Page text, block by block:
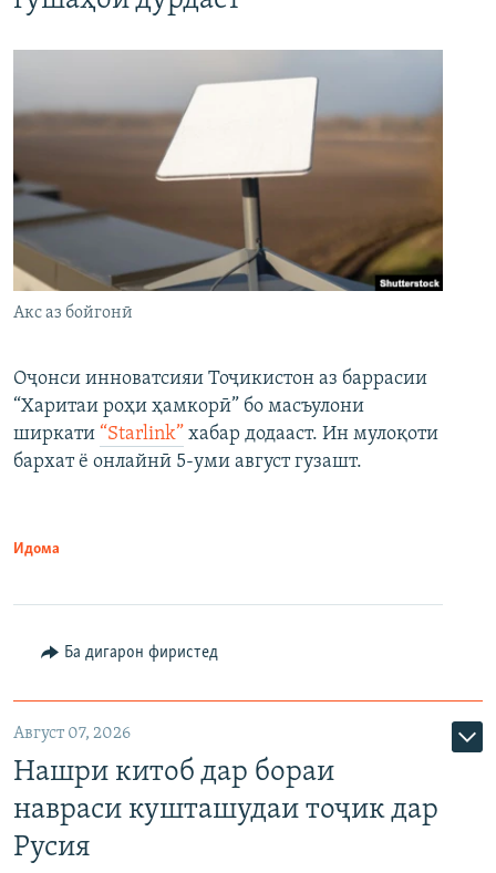
Акс аз бойгонӣ
Оҷонси инноватсияи Тоҷикистон аз баррасии
“Харитаи роҳи ҳамкорӣ” бо масъулони
ширкати “Starlink” хабар додааст. Ин мулоқоти
бархат ё онлайнӣ 5-уми август гузашт.
Идома
Ба дигарон фиристед
Август 07, 2026
Нашри китоб дар бораи
навраси кушташудаи тоҷик дар
Русия